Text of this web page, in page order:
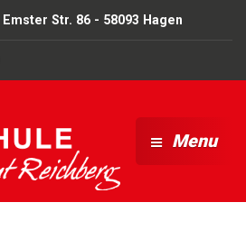
Emster Str. 86 - 58093 Hagen
Menu